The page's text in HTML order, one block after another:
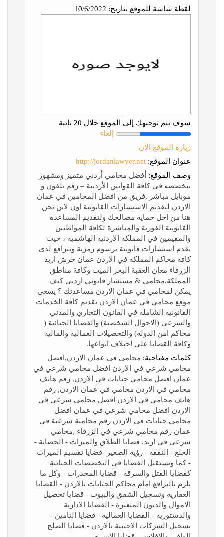
لقطة شاشة للموقع بتاريخ:
سوف يتم توجيهك إلى الموقع خلال 20 ثانية
إلغاء
زيارة الموقع الآن
عنوان الموقع: http://jordanlawyer.net
وصف الموقع: أفضل محامي أردني متميز ومشهور
بتخصصه في كافة القوانين الأردنية – رقم تلفون و
موبايل مباشر ,فريق من افضل المحامين في عمان
الاردن لتقديم الاستشارات القانونية اون لاين نحن
هنا من اجل حماية مصالحك ولتقديم المساعدة
القانونية الفورية والمباشرة لكافة المواطنين
والمقيمين في المملكة الاردنية الهاشمية ، حيث
نقدم استشارات قانونية برسوم رمزية ونترافع لدى
كافة محاكم المملكة في الاردن عمان جرش اربد
الزرقاء معان العقبة البحر الميت وكافة مناطق
المملكة,محامي & مستشار قانوني اردني كيف
يمكن لمحامي في عمان الاردن مساعدتك ؟ يسعى
موقع محامي في عمان الاردن تقديم كافة الخدمات
القانونية الشاملة في القانون التجاري والمدني
والشرعي (الاحوال الشخصية) والقضايا الجنائية (
محاكم امن الدولة) والتحصيلات العمالية والمالية
وكافة القضايا على اختلاف انواعها.
كلمات مفتاحية: محامي في عمان الاردن,افضل
محامي شرعي في الاردن افضل محامي شرعي في
عمان افضل محامي جنايات في الاردن, رقم هاتف
محامي في الاردن محامي في عمان الاردن, رقم
هاتف محامي في الاردن افضل محامي شرعي في
الاردن افضل محامي شرعي في عمان افضل
محامي جنايات في الاردن رقم محامية شرعية في
عمان رقم محامي شرعي في الزرقاء ,محامي
شرعي في اربد. قضايا الطلاق والميراث - الحضانة -
الخلع - النفقه - رؤية الصغير -قضايا تقسيم الميراث
- كما ونستقبل القضايا في التخصصات الجنائية
كقضايا القتل والسرقة - قضايا المخدرات - وكل ما
يلزم بالترافع امام محاكم الجنايات بالاردن - القضايا
العقارية وتسجيل الشقق والبيوت - قضايا تحصيل
الاموال والديون المتعثرة - القضايا الادارية
والدستورية - القضايا العمالية - قضايا التامين -
تسجيل الشركات الاجنبية بالاردن - قضايا الصلح